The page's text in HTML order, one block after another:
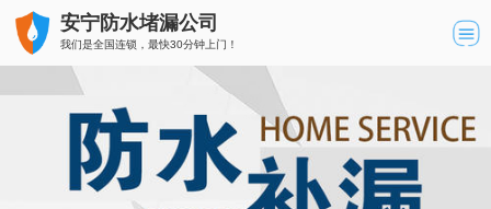
安宁防水堵漏公司
我们是全国连锁，最快30分钟上门！